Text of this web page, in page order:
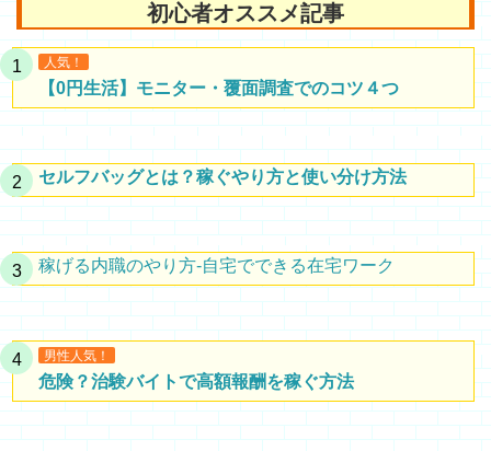
初心者オススメ記事
人気！
【0円生活】モニター・覆面調査でのコツ４つ
セルフバッグとは？稼ぐやり方と使い分け方法
稼げる内職のやり方-自宅でできる在宅ワーク
男性人気！
危険？治験バイトで高額報酬を稼ぐ方法